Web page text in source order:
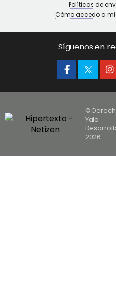
Políticas de
Cómo accedo a
Síguenos en
©
Yala
2026